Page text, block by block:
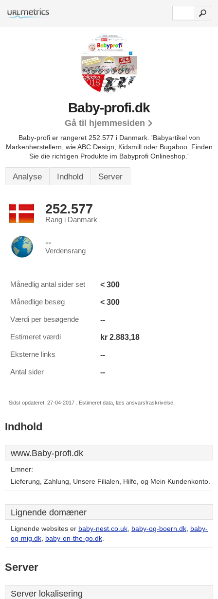
Baby-profi.dk
Gå til hjemmesiden
Baby-profi er rangeret 252.577 i Danmark. 'Babyartikel von
Markenherstellern, wie ABC Design, Kidsmill oder Bugaboo. Finden
Sie die richtigen Produkte im Babyprofi Onlineshop.'
Analyse Indhold Server
252.577
Rang i Danmark
--
Verdensrang
Månedlig antal sider set < 300
Månedlige besøg < 300
Værdi per besøgende --
Estimeret værdi kr 2.883,18
Eksterne links --
Antal sider --
Sidst opdateret: 27-04-2017 . Estimeret data, læs ansvarsfraskrivelse.
Indhold
www.Baby-profi.dk
Emner:
Lieferung, Zahlung, Unsere Filialen, Hilfe, og Mein Kundenkonto.
Lignende domæner
Lignende websites er baby-nest.co.uk, baby-og-boern.dk, baby-
og-mig.dk, baby-on-the-go.dk.
Server
Server lokalisering